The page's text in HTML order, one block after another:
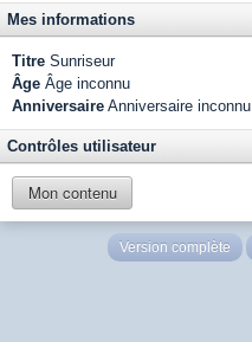
Mes informations
Titre Sunriseur
Âge Âge inconnu
Anniversaire Anniversaire inconnu
Contrôles utilisateur
Mon contenu
Version complète